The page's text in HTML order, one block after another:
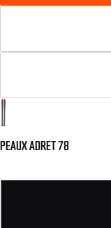
PEAUX ADRET 78